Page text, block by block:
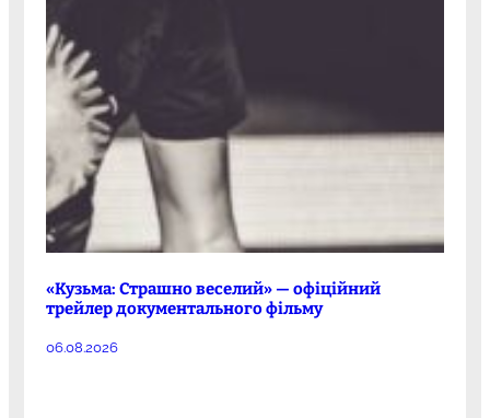
«Кузьма: Страшно веселий» — офіційний
трейлер документального фільму
06.08.2026